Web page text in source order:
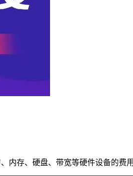
内存、硬盘、带宽等硬件设备的费